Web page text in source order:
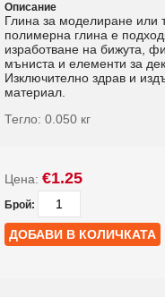
Описание
Глина за моделиране или
полимерна глина е
изработване на бижута,
мъниста и елементи за
Изключително здрав и
материал.
Тегло: 0.050 кг
Цена: €1.25
Брой: